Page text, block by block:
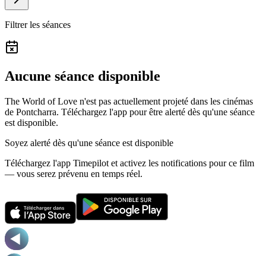
Filtrer les séances
Aucune séance disponible
The World of Love n'est pas actuellement projeté dans les cinémas
de Pontcharra. Téléchargez l'app pour être alerté dès qu'une séance
est disponible.
Soyez alerté dès qu'une séance est disponible
Téléchargez l'app Timepilot et activez les notifications pour ce film
— vous serez prévenu en temps réel.